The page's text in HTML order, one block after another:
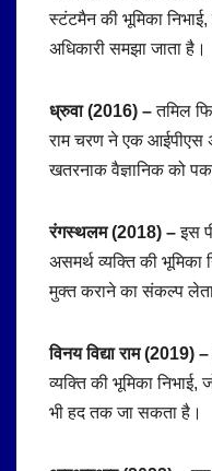
स्टंटमैन की भूमिका
अधिकारी समझा जाता है।
ध्रुवा (2016) –तमिल
राम चरण ने एक आईपीएस
खतरनाक वैज्ञानिक को
रंगस्थलम (2018) –इस
असमर्थ व्यक्ति की भूमिका
मुक्त कराने का संकल्प
विनय विद्या राम (2019) –
व्यक्ति की भूमिका निभाई,
भी हद तक जा सकता है।